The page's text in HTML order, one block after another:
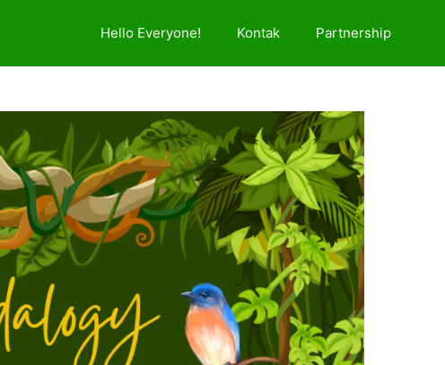
Hello Everyone! Kontak Partnership